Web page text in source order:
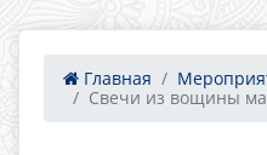
Главная
Свечи из вощины